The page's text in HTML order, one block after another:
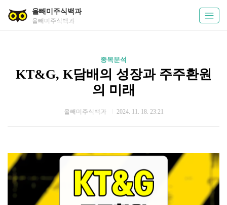
올빼미주식백과
올빼미주식백과
종목분석
KT&G, K담배의 성장과 주주환원
의 미래
올빼미주식백과 2024. 11. 18. 23:21